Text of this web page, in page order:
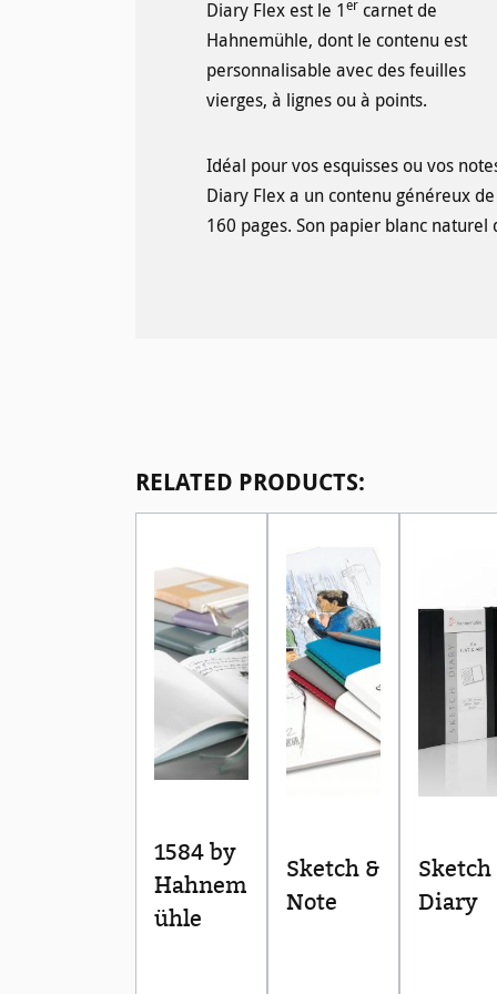
Diary Flex est le 1er carnet de
Hahnemühle, dont le contenu est
personnalisable avec des feuilles
vierges, à lignes ou à points.
Idéal pour vos esquisses ou vos
Diary Flex a un contenu généreux de
160 pages. Son papier blanc naturel
RELATED PRODUCTS:
1584 by
Hahnem
ühle
Sketch &
Note
Sketch
Diary